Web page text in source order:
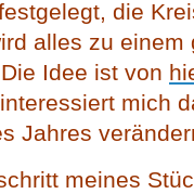
die
alles zu einem
Idee ist von
mich
Jahres
meines